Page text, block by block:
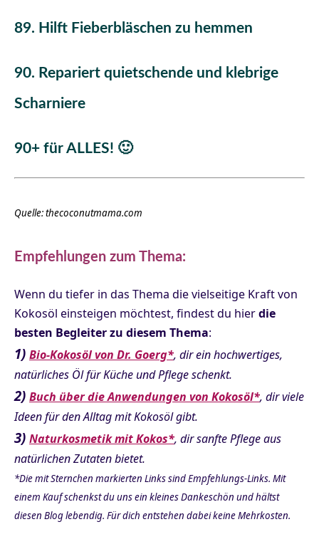
89. Hilft Fieberbläschen zu hemmen
90. Repariert quietschende und klebrige
Scharniere
90+ für ALLES! 🙂
Quelle:thecoconutmama.com
Empfehlungen zum Thema:
Wenn du tiefer in das Thema die vielseitige Kraft von
Kokosöl einsteigen möchtest, findest du hierdie
besten Begleiter zu diesem Thema:
1) Bio-Kokosöl von Dr. Goerg*, dir ein hochwertiges,
natürliches Öl für Küche und Pflege schenkt.
2) Buch über die Anwendungen von Kokosöl*, dir viele
Ideen für den Alltag mit Kokosöl gibt.
3) Naturkosmetik mit Kokos*, dir sanfte Pflege aus
natürlichen Zutaten bietet.
*Die mit Sternchen markierten Links sind Empfehlungs-Links. Mit
einem Kauf schenkst du uns ein kleines Dankeschön und hältst
diesen Blog lebendig. Für dich entstehen dabei keine Mehrkosten.